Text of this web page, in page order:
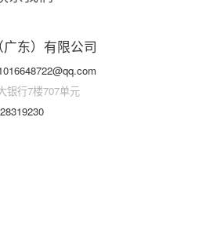
东）有限公司
银行7楼707单元
28319230